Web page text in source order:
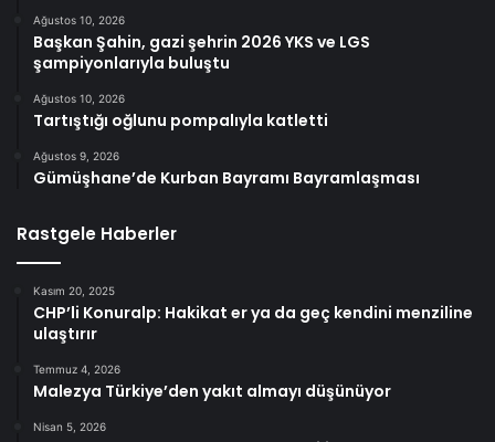
Ağustos 10, 2026
Başkan Şahin, gazi şehrin 2026 YKS ve LGS
şampiyonlarıyla buluştu
Ağustos 10, 2026
Tartıştığı oğlunu pompalıyla katletti
Ağustos 9, 2026
Gümüşhane’de Kurban Bayramı Bayramlaşması
Rastgele Haberler
Kasım 20, 2025
CHP’li Konuralp: Hakikat er ya da geç kendini menziline
ulaştırır
Temmuz 4, 2026
Malezya Türkiye’den yakıt almayı düşünüyor
Nisan 5, 2026